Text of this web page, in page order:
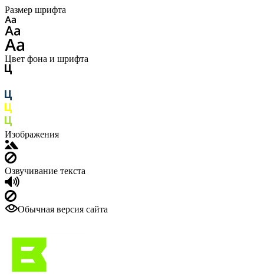
Размер шрифта
Цвет фона и шрифта
Изображения
Озвучивание текста
Обычная версия сайта